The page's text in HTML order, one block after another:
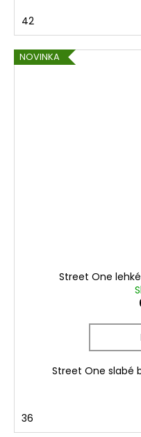
42
NOVINKA
Street One
Street One slabé
36